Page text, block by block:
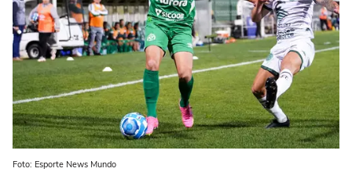
Foto: Esporte News Mundo